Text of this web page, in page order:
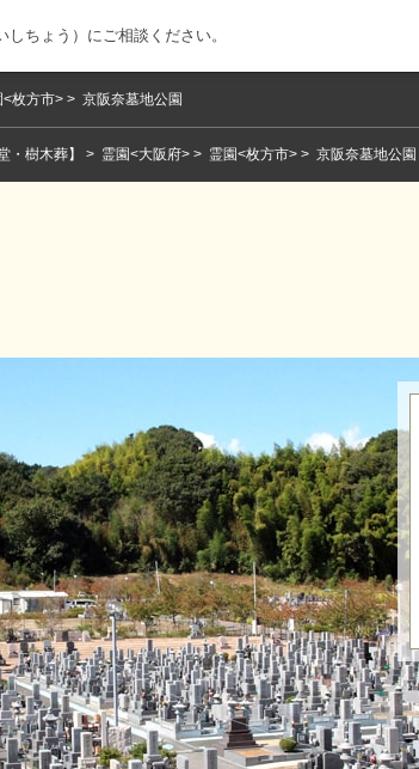
ちょう）にご相談ください。
<枚方市> 京阪奈墓地公園
・樹木葬】 霊園<大阪府> 霊園<枚方市> 京阪奈墓地公園